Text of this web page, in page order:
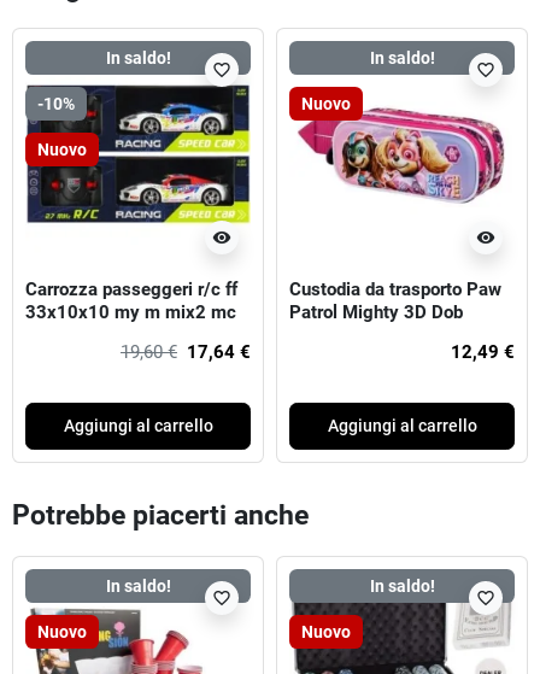
In saldo!
-10%
Nuovo
visibility
favorite_border
Carrozza passeggeri r/c ff
33x10x10 my m mix2 mc
19,60 € 17,64 €
Aggiungi al carrello
In saldo!
Nuovo
visibility
favorite_border
Custodia da trasporto Paw
Patrol Mighty 3D Dob
12,49 €
Aggiungi al carrello
Potrebbe piacerti anche
In saldo!
Nuovo
favorite_border
In saldo!
Nuovo
favorite_border